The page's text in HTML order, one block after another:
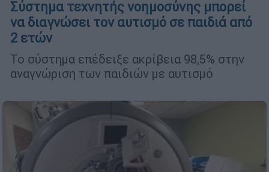
Σύστημα τεχνητής νοημοσύνης μπορεί
να διαγνώσει τον αυτισμό σε παιδιά από
2 ετών
Το σύστημα επέδειξε ακρίβεια 98,5% στην
αναγνώριση των παιδιών με αυτισμό